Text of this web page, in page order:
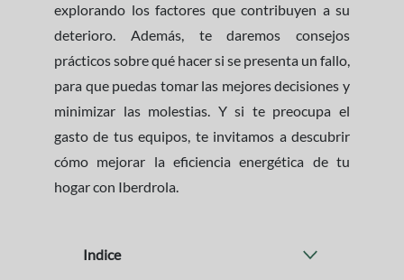
explorando los factores que contribuyen a su
deterioro. Además, te daremos consejos
prácticos sobre qué hacer si se presenta un fallo,
para que puedas tomar las mejores decisiones y
minimizar las molestias. Y si te preocupa el
gasto de tus equipos, te invitamos a descubrir
cómo mejorar la eficiencia energética de tu
hogar con Iberdrola.
Indice